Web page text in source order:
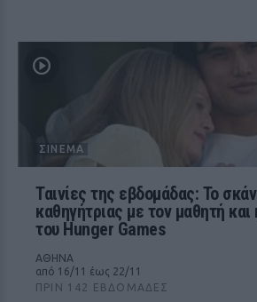
ΣΙΝΕΜΆ
Ταινίες της εβδομάδας: Το
καθηγήτριας με τον μαθητή
του Hunger Games
ΑΘΗΝΑ
από 16/11 έως 22/11
ΠΡΙΝ 142 ΕΒΔΟΜΆΔΕΣ